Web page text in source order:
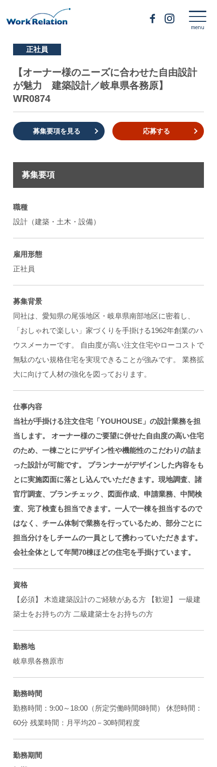
正社員
【オーナー様のニーズに合わせた自由設計
が魅力 建築設計／岐阜県各務原】
WR0874
募集要項を見る 応募する
募集要項
職種
設計（建築・土木・設備）
雇用形態
正社員
募集背景
同社は、愛知県の尾張地区・岐阜県南部地区に密着し、
「おしゃれで楽しい」家づくりを手掛ける1962年創業のハ
ウスメーカーです。 自由度が高い注文住宅やローコストで
無駄のない規格住宅を実現できることが強みです。 業務拡
大に向けて人材の強化を図っております。
仕事内容
当社が手掛ける注文住宅「YOUHOUSE」の設計業務を担
当します。
オーナー様のご要望に併せた自由度の高い住宅
のため、一棟ごとにデザイン性や機能性のこだわりの詰ま
った設計が可能です。
プランナーがデザインした内容をも
とに実施図面に落とし込んでいただきます。現地調査、諸
官庁調査、プランチェック、図面作成、申請業務、中間検
査、完了検査も担当できます。一人で一棟を担当するので
はなく、チーム体制で業務を行っているため、部分ごとに
担当分けをしチームの一員として携わっていただきます。
会社全体として年間70棟ほどの住宅を手掛けています。
資格
【必須】 木造建築設計のご経験がある方 【歓迎】 一級建
築士をお持ちの方 二級建築士をお持ちの方
勤務地
岐阜県各務原市
勤務時間
勤務時間：9:00～18:00（所定労働時間8時間） 休憩時間：
60分 残業時間：月平均20－30時間程度
勤務期間